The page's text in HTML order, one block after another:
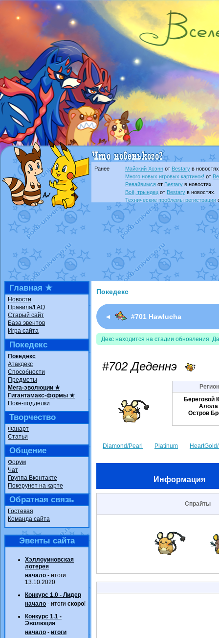
Ранее Майский Хоэнн от Bestary в
Много новых игровых картинок! от
Ревайвимся от Bestary в новостях.
Всё, трындец от Bestary в новостях.
Технические проблемы регистрации
доброе утро славянеот Dakkuв
Йолда и Мимикьюот MavisNyanCat
Недовольный котомангуст
от
The Dark Wishmakerот Randomon в
в
ilovearceus
Raging Boltот GraceDaFox
в
Shadow mismagius от
в
художник
от vicavica в фанарте.
Главная ★
Новости
Правила/FAQ
Старый сайт
База эвентов
Игра сайта
Покедекс
Покедекс
Атакдекс
Способности
Предметы
Мега-эволюции ★
Гигантамакс-формы ★
Поке-подделки
Творчество
Фанарт
Статьи
Общение
Форум
Чат
Группа Вконтакте
Покерунет на карте
Обратная связь
Гостевая
Команда сайта
Эвенты сайта
Хэллоуиновская
лотерея
начало - итоги
13.10.2020
Конкурс 1.0 - Лидер
начало - итоги скоро!
Конкурс 1.1 -
Эволюция
начало - итоги
Покедекс
◄ #701 Hawlucha
Декс находится на стадии обновления.
#702 Деденнэ
Береговой
Алола
Остров
Diamond/Pearl Platinum
Информация
Спрайты